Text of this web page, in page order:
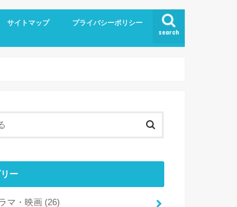
search
サイトマップ プライバシーポリシー
ー
マ・映画 (26)